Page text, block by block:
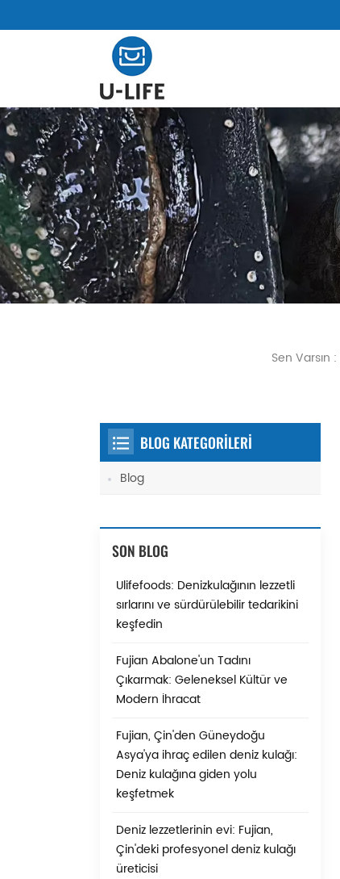
Sen Varsın :
BLOG KATEGORİLERİ
Blog
SON BLOG
Ulifefoods: Denizkulağının lezzetli
sırlarını ve sürdürülebilir tedarikini
keşfedin
Fujian Abalone'un Tadını
Çıkarmak: Geleneksel Kültür ve
Modern İhracat
Fujian, Çin'den Güneydoğu
Asya'ya ihraç edilen deniz kulağı:
Deniz kulağına giden yolu
keşfetmek
Deniz lezzetlerinin evi: Fujian,
Çin'deki profesyonel deniz kulağı
üreticisi